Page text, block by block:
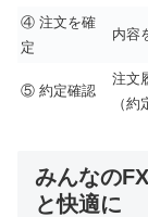
④ 注文を確
定
内容
⑤ 約定確認
注文
（
みんなの
と快適に